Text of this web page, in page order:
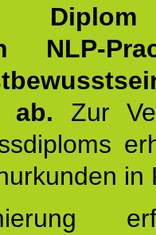
NLP-
ab. Zur
in